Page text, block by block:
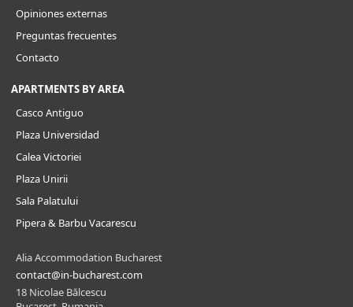
Opiniones externas
Preguntas frecuentes
Contacto
APARTMENTS BY AREA
Casco Antiguo
Plaza Universidad
Calea Victoriei
Plaza Unirii
Sala Palatului
Pipera & Barbu Vacarescu
Alia Accommodation Bucharest
contact@in-bucharest.com
18 Nicolae Bălcescu